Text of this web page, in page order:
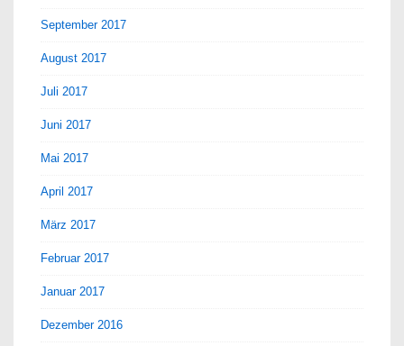
September 2017
August 2017
Juli 2017
Juni 2017
Mai 2017
April 2017
März 2017
Februar 2017
Januar 2017
Dezember 2016